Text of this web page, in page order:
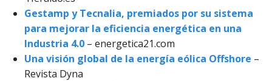
Gestamp y Tecnalia, premiados por su sistema
para mejorar la eficiencia energética en una
Industria 4.0 – energetica21.com
Una visión global de la energía eólica Offshore –
Revista Dyna